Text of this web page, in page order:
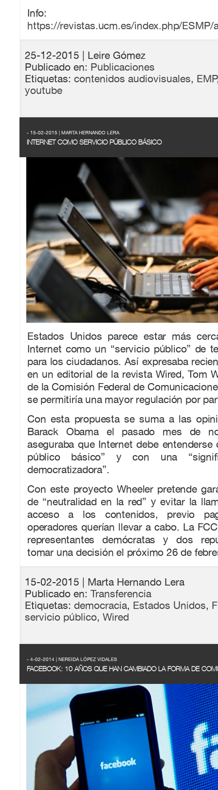
Info:
https://revistas.ucm.es/index.php/ESMP/
25-12-2015 | Leire Gómez
Publicado en: Publicaciones
Etiquetas: contenidos audiovisuales, EMP
youtube
- 15-02-2015 | MARTA HERNANDO LERA
INTERNET COMO SERVICIO PÚBLICO BÁSICO
Estados Unidos parece estar más
Internet como un “servicio público” de
para los ciudadanos. Así expresaba
en un editorial de la revista Wired, Tom
de la Comisión Federal de
se permitiría una mayor regulación por
Con esta propuesta se suma a las
Barack Obama el pasado mes de
aseguraba que Internet debe entenderse
público básico” y con una
democratizadora”.
Con este proyecto Wheeler pretende
de “neutralidad en la red” y evitar la
acceso a los contenidos, previo
operadores querían llevar a cabo. La
representantes demócratas y dos
tomar una decisión el próximo 26 de
15-02-2015 | Marta Hernando Lera
Publicado en: Transferencia
Etiquetas: democracia, Estados Unidos,
servicio público, Wired
- 4-02-2014 | NEREIDA LÓPEZ VIDALES
FACEBOOK: 10 AÑOS QUE HAN CAMBIADO LA FORMA DE